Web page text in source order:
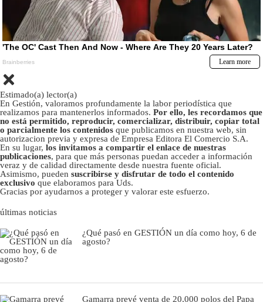
Estimado(a) lector(a)
En Gestión, valoramos profundamente la labor periodística que
realizamos para mantenerlos informados. Por ello, les recordamos que
no está permitido, reproducir, comercializar, distribuir, copiar total
o parcialmente los contenidos que publicamos en nuestra web, sin
autorizacion previa y expresa de Empresa Editora El Comercio S.A.
En su lugar, los invitamos a compartir el enlace de nuestras
publicaciones, para que más personas puedan acceder a información
veraz y de calidad directamente desde nuestra fuente oficial.
Asimismo, pueden suscribirse y disfrutar de todo el contenido
exclusivo que elaboramos para Uds.
Gracias por ayudarnos a proteger y valorar este esfuerzo.
últimas noticias
¿Qué pasó en GESTIÓN un día como hoy, 6 de
agosto?
Gamarra prevé venta de 20,000 polos del Papa